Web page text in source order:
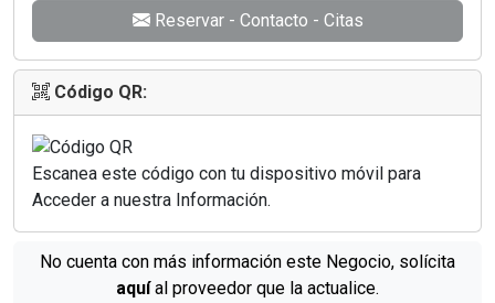
Reservar - Contacto - Citas
Código QR:
Escanea este código con tu dispositivo móvil para
Acceder a nuestra Información.
No cuenta con más información este Negocio, solícita
aquíal proveedor que la actualice.